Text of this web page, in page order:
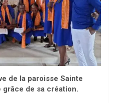
de la paroisse Sainte
grâce de sa création.